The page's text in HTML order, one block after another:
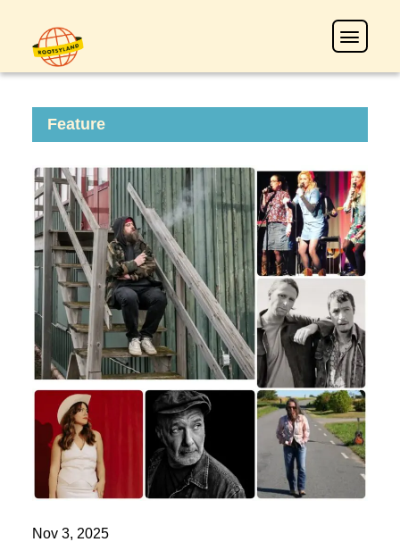
Feature
Nov 3, 2025